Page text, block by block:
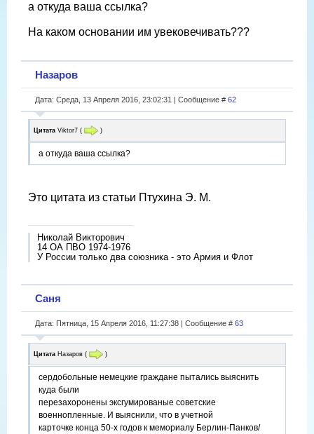
а откуда ваша ссылка?
На каком основании им увековечивать???
Назаров
Дата: Среда, 13 Апреля 2016, 23:02:31 | Сообщение # 62
Цитата Viktor7 ( )
а откуда ваша ссылка?
Это цитата из статьи Птухина Э. М.
Николай Викторович
14 ОА ПВО 1974-1976
У России только два союзника - это Армия и Флот
Саня
Дата: Пятница, 15 Апреля 2016, 11:27:38 | Сообщение # 63
Цитата Назаров ( )
сердобольные немецкие граждане пытались выяснить
куда были
перезахоронены эксгумированые советские
военнопленные. И выяснили, что в учетной
карточке конца 50-х годов к мемориалу Берлин-Панков/